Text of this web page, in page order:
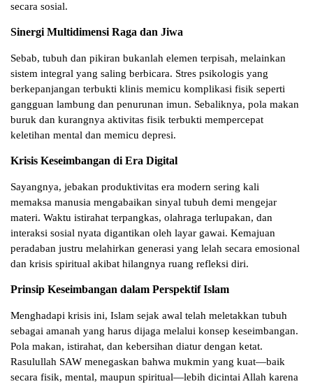
secara sosial.
Sinergi Multidimensi Raga dan Jiwa
Sebab, tubuh dan pikiran bukanlah elemen terpisah, melainkan
sistem integral yang saling berbicara. Stres psikologis yang
berkepanjangan terbukti klinis memicu komplikasi fisik seperti
gangguan lambung dan penurunan imun. Sebaliknya, pola makan
buruk dan kurangnya aktivitas fisik terbukti mempercepat
keletihan mental dan memicu depresi.
Krisis Keseimbangan di Era Digital
Sayangnya, jebakan produktivitas era modern sering kali
memaksa manusia mengabaikan sinyal tubuh demi mengejar
materi. Waktu istirahat terpangkas, olahraga terlupakan, dan
interaksi sosial nyata digantikan oleh layar gawai. Kemajuan
peradaban justru melahirkan generasi yang lelah secara emosional
dan krisis spiritual akibat hilangnya ruang refleksi diri.
Prinsip Keseimbangan dalam Perspektif Islam
Menghadapi krisis ini, Islam sejak awal telah meletakkan tubuh
sebagai amanah yang harus dijaga melalui konsep keseimbangan.
Pola makan, istirahat, dan kebersihan diatur dengan ketat.
Rasulullah SAW menegaskan bahwa mukmin yang kuat—baik
secara fisik, mental, maupun spiritual—lebih dicintai Allah karena